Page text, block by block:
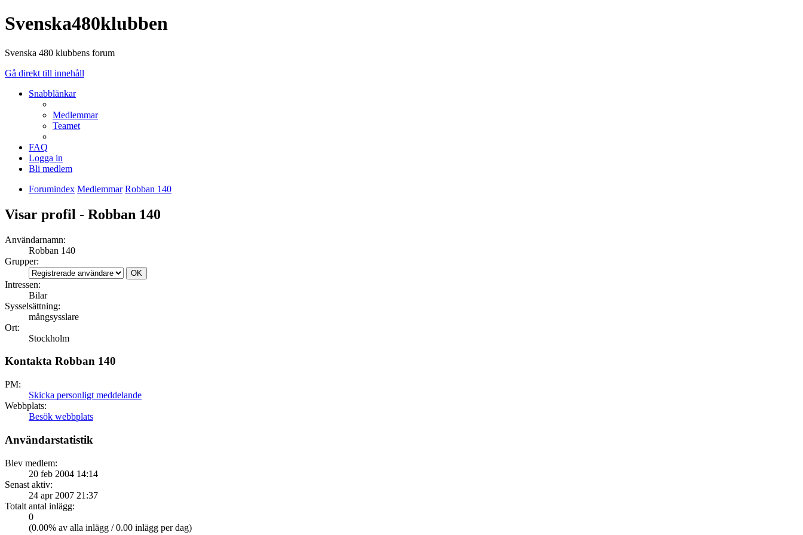
Svenska480klubben
Svenska 480 klubbens forum
Gå direkt till innehåll
Snabblänkar
Medlemmar
Teamet
FAQ
Logga in
Bli medlem
Forumindex Medlemmar Robban 140
Visar profil - Robban 140
Användarnamn:
Robban 140
Grupper:
Intressen:
Bilar
Sysselsättning:
mångsysslare
Ort:
Stockholm
Kontakta Robban 140
PM:
Skicka personligt meddelande
Webbplats:
Besök webbplats
Användarstatistik
Blev medlem:
20 feb 2004 14:14
Senast aktiv:
24 apr 2007 21:37
Totalt antal inlägg:
0
(0.00% av alla inlägg / 0.00 inlägg per dag)